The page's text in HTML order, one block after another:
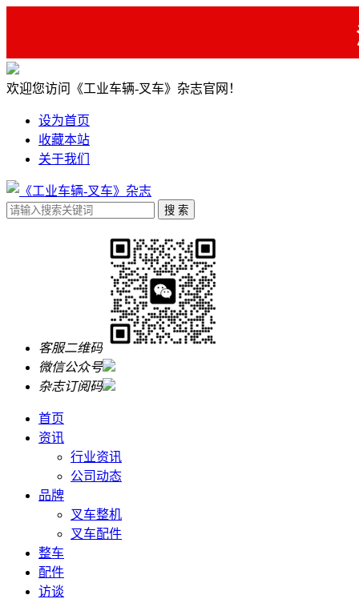
欢迎您访问《工业车辆-叉车》杂志官网！
设为首页
收藏本站
关于我们
客服二维码
微信公众号
杂志订阅码
首页
资讯
行业资讯
公司动态
品牌
叉车整机
叉车配件
整车
配件
访谈